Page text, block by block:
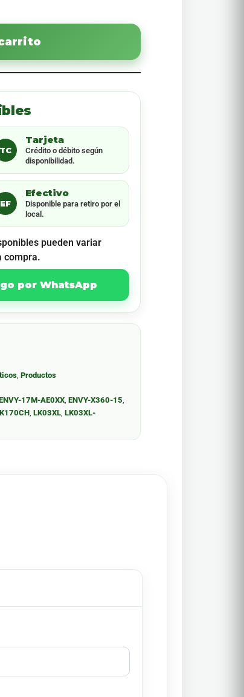
TC
Tarjeta
Crédito o débito según
disponibilidad.
EF
Efectivo
Disponible para retiro por el
local.
pueden variar
compra.
por WhatsApp
,Productos
17M-AE0XX,ENVY-X360-15,
,LK03XL,LK03XL-